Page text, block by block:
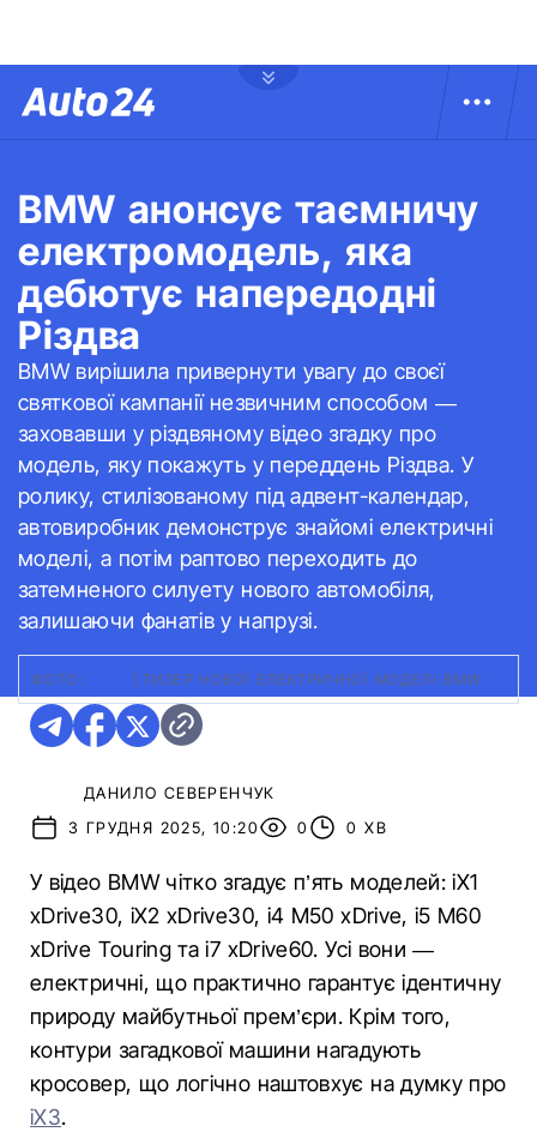
BMW анонсує таємничу
електромодель, яка
дебютує напередодні
Різдва
BMW вирішила привернути увагу до своєї
святкової кампанії незвичним способом —
заховавши у різдвяному відео згадку про
модель, яку покажуть у переддень Різдва. У
ролику, стилізованому під адвент-календар,
автовиробник демонструє знайомі електричні
моделі, а потім раптово переходить до
затемненого силуету нового автомобіля,
залишаючи фанатів у напрузі.
ФОТО: ТИЗЕР НОВОЇ ЕЛЕКТРИЧНОЇ МОДЕЛІ BMW
ДАНИЛО СЕВЕРЕНЧУК
3 ГРУДНЯ 2025, 10:20
0 0 ХВ
У відео BMW чітко згадує п’ять моделей: iX1
xDrive30, iX2 xDrive30, i4 M50 xDrive, i5 M60
xDrive Touring та i7 xDrive60. Усі вони —
електричні, що практично гарантує ідентичну
природу майбутньої прем’єри. Крім того,
контури загадкової машини нагадують
кросовер, що логічно наштовхує на думку про
iX3.